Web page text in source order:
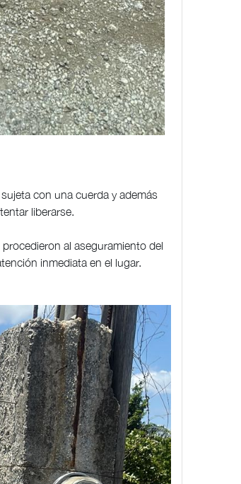
con una cuerda y además
liberarse.
al aseguramiento del
inmediata en el lugar.